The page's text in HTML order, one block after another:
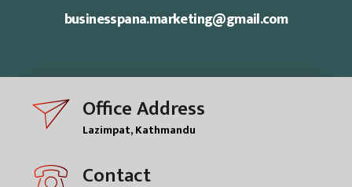
businesspana.marketing@gmail.com
Office Address
Lazimpat, Kathmandu
Contact